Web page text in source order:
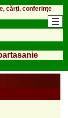
cărți, conferințe